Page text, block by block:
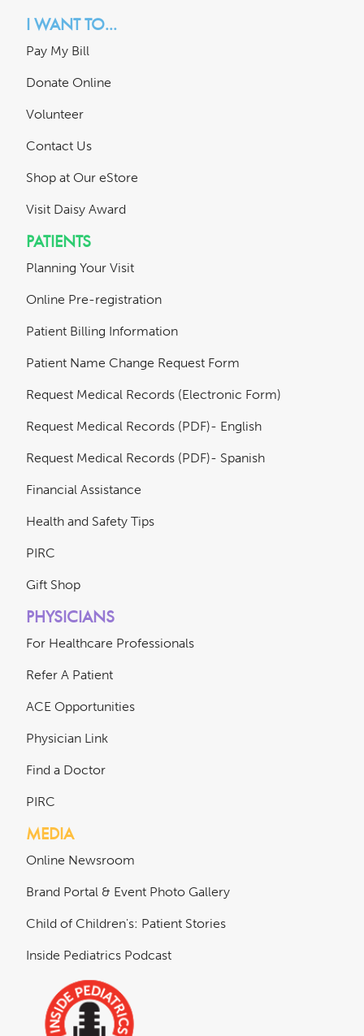
I WANT TO...
Pay My Bill
Donate Online
Volunteer
Contact Us
Shop at Our eStore
Visit Daisy Award
PATIENTS
Planning Your Visit
Online Pre-registration
Patient Billing Information
Patient Name Change Request Form
Request Medical Records (Electronic Form)
Request Medical Records (PDF)- English
Request Medical Records (PDF)- Spanish
Financial Assistance
Health and Safety Tips
PIRC
Gift Shop
PHYSICIANS
For Healthcare Professionals
Refer A Patient
ACE Opportunities
Physician Link
Find a Doctor
PIRC
MEDIA
Online Newsroom
Brand Portal & Event Photo Gallery
Child of Children's: Patient Stories
Inside Pediatrics Podcast